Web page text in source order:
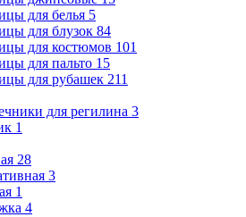
для белья 5
для блузок 84
для костюмов 101
для пальто 15
для рубашек 211
для регилина 3
1
28
3
1
4